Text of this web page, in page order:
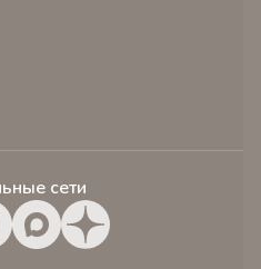
сети